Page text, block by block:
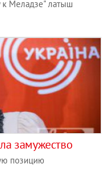
к Меладзе" латыш
замужество
позицию